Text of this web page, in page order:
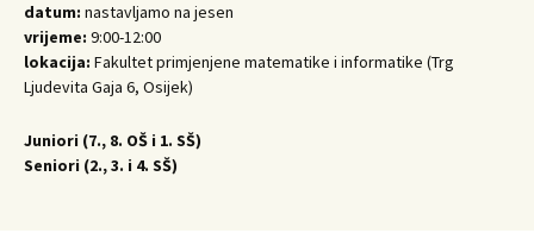
datum: nastavljamo na jesen
vrijeme: 9:00-12:00
lokacija: Fakultet primjenjene matematike i informatike (Trg
Ljudevita Gaja 6, Osijek)
Juniori (7., 8. OŠ i 1. SŠ)
Seniori (2., 3. i 4. SŠ)